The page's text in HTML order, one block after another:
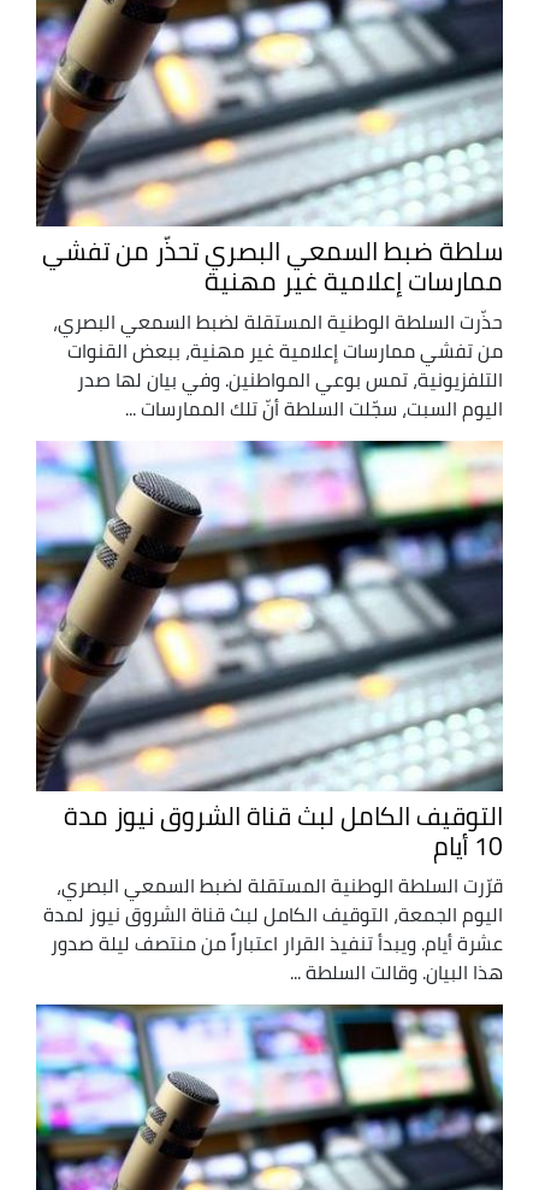
سلطة ضبط السمعي البصري تحذّر من تفشي
ممارسات إعلامية غير مهنية
حذّرت السلطة الوطنية المستقلة لضبط السمعي البصري،
من تفشي ممارسات إعلامية غير مهنية، ببعض القنوات
التلفزيونية، تمس بوعي المواطنين. وفي بيان لها صدر
اليوم السبت، سجّلت السلطة أنّ تلك الممارسات ...
التوقيف الكامل لبث قناة الشروق نيوز مدة
10 أيام
قرّرت السلطة الوطنية المستقلة لضبط السمعي البصري،
اليوم الجمعة، التوقيف الكامل لبث قناة الشروق نيوز لمدة
عشرة أيام. ويبدأ تنفيذ القرار اعتباراً من منتصف ليلة صدور
هذا البيان. وقالت السلطة ...